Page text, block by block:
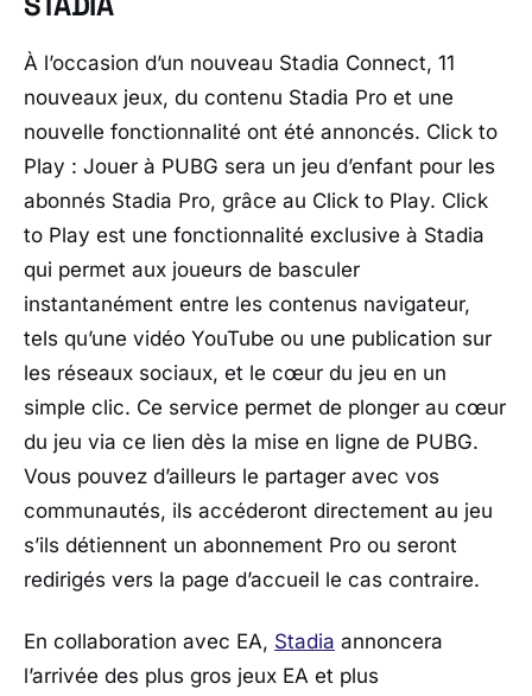
À l’occasion d’un nouveau Stadia Connect, 11
nouveaux jeux, du contenu Stadia Pro et une
nouvelle fonctionnalité ont été annoncés. Click to
Play : Jouer à PUBG sera un jeu d’enfant pour les
abonnés Stadia Pro, grâce au Click to Play. Click
to Play est une fonctionnalité exclusive à Stadia
qui permet aux joueurs de basculer
instantanément entre les contenus navigateur,
tels qu’une vidéo YouTube ou une publication sur
les réseaux sociaux, et le cœur du jeu en un
simple clic. Ce service permet de plonger au cœur
du jeu via ce lien dès la mise en ligne de PUBG.
Vous pouvez d’ailleurs le partager avec vos
communautés, ils accéderont directement au jeu
s’ils détiennent un abonnement Pro ou seront
redirigés vers la page d’accueil le cas contraire.
En collaboration avec EA, Stadia annoncera
l’arrivée des plus gros jeux EA et plus